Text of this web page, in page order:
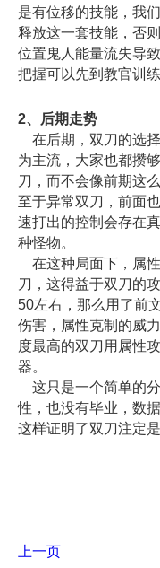
是有位移的技能，我
释放这一套技能，否
位置鬼人能量流失导
把握可以先到教官训
2、后期走势
在后期，双刀的选
为主流，大家也都攒
刀，而不会像前期这么
至于异常双刀，前面
速打出的控制会存在
种怪物。
在这种局面下，属
刀，这得益于双刀的
50左右，那么用了前
伤害，属性克制的威
度最高的双刀用属性
器。
这只是一个简单的
性，也没有毕业，数
这样证明了双刀注定
上一页